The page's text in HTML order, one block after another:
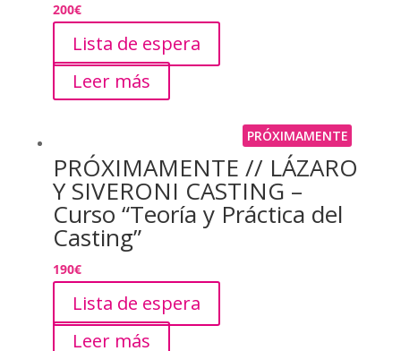
200€
Lista de espera
Leer más
PRÓXIMAMENTE
PRÓXIMAMENTE // LÁZARO
Y SIVERONI CASTING –
Curso “Teoría y Práctica del
Casting”
190€
Lista de espera
Leer más